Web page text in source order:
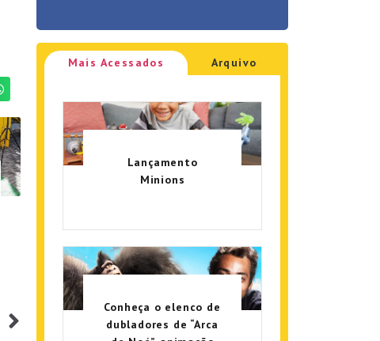
Mais Acessados Arquivo
Lançamento
Minions
Conheça o elenco de
dubladores de “Arca